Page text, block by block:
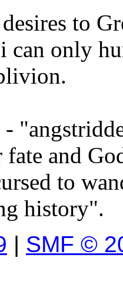
to
can only
fate and
to
history".
| SMF ©